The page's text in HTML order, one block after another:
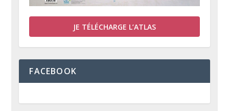
JE TÉLÉCHARGE L’ATLAS
FACEBOOK